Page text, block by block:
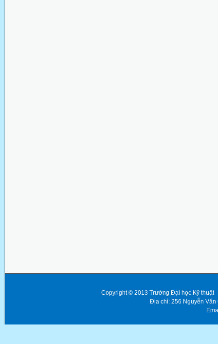
Copyright © 2013 Trường Đại học Kỹ thuật
Địa chỉ: 256 Nguyễn Văn